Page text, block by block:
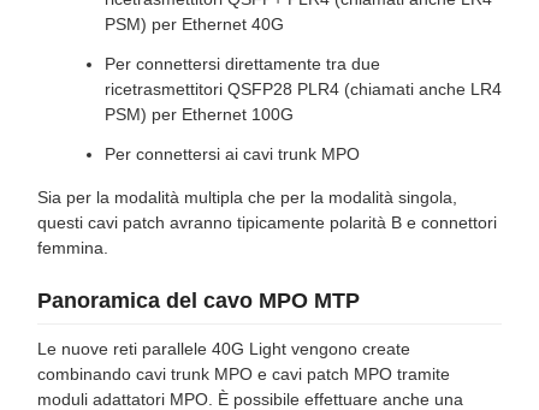
PSM) per Ethernet 40G
Per connettersi direttamente tra due
ricetrasmettitori QSFP28 PLR4 (chiamati anche LR4
PSM) per Ethernet 100G
Per connettersi ai cavi trunk MPO
Sia per la modalità multipla che per la modalità singola,
questi cavi patch avranno tipicamente polarità B e connettori
femmina.
Panoramica del cavo MPO MTP
Le nuove reti parallele 40G Light vengono create
combinando cavi trunk MPO e cavi patch MPO tramite
moduli adattatori MPO. È possibile effettuare anche una